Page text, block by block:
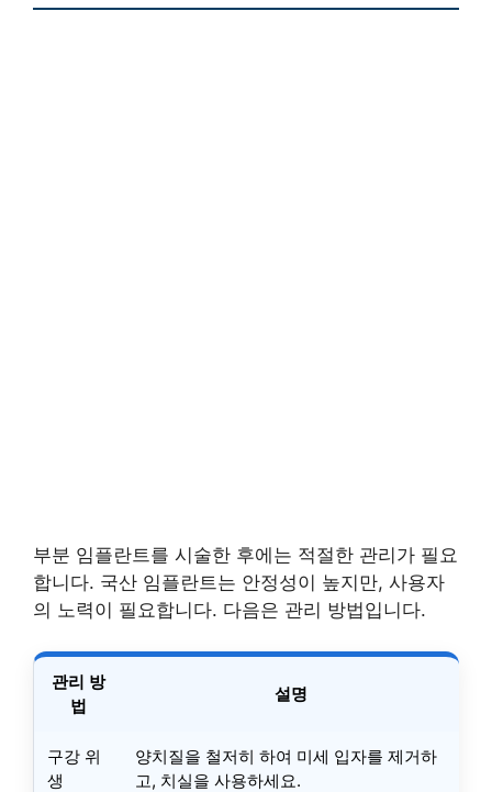
부분 임플란트를 시술한 후에는 적절한 관리가 필요
합니다. 국산 임플란트는 안정성이 높지만, 사용자
의 노력이 필요합니다. 다음은 관리 방법입니다.
관리 방
법
설명
구강 위
생
양치질을 철저히 하여 미세 입자를 제거하
고, 치실을 사용하세요.